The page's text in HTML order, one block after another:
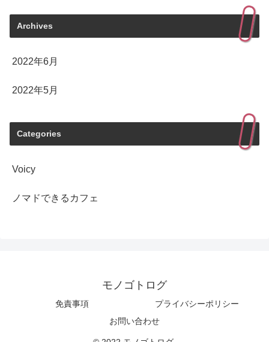
Archives
2022年6月
2022年5月
Categories
Voicy
ノマドできるカフェ
モノゴトログ
免責事項
プライバシーポリシー
お問い合わせ